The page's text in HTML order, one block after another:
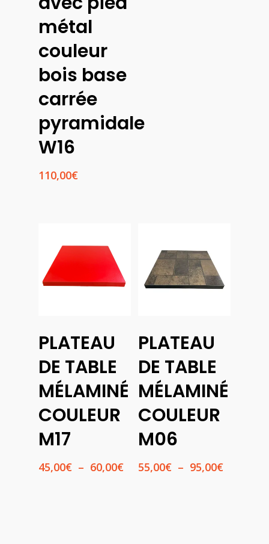
métal
couleur
bois base
carrée
pyramidale
W16
110,00€
Des
Options
PLATEAU
DE TABLE
MÉLAMINÉ
COULEUR
M17
45,00€ – 60,00€Plage
Des
Options
PLATEAU
DE TABLE
MÉLAMINÉ
COULEUR
M06
55,00€ – 95,00€Plage